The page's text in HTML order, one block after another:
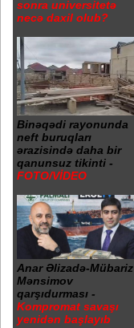
sonra universitetə
necə daxil olub?
Binəqədi rayonunda
neft buruqları
ərazisində daha bir
qanunsuz tikinti -
FOTO/VİDEO
Anar Əlizadə-Mübariz
Mənsimov
qarşıdurması -
Kompromat savaşı
yenidən başlayıb